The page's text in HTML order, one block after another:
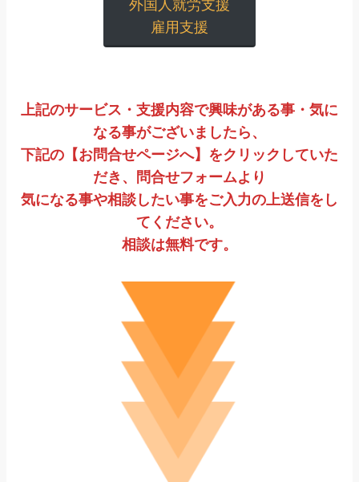
外国人就労支援
雇用支援
上記のサービス・支援内容で興味がある事・気に
なる事がございましたら、
下記の【お問合せページへ】をクリックしていた
だき、問合せフォームより
気になる事や相談したい事をご入力の上送信をし
てください。
相談は無料です。